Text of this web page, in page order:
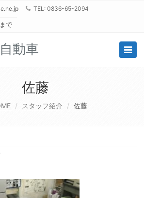
TEL: 0836-65-2094
で
動車
佐藤
スタッフ紹介 佐藤